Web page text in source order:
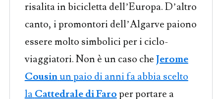
risalita in bicicletta dell’Europa. D’altro
canto, i promontori dell’Algarve paiono
essere molto simbolici per i ciclo-
viaggiatori. Non è un caso cheJerome
Cousinun paio di anni fa abbia scelto
la Cattedrale di Faroper portare a